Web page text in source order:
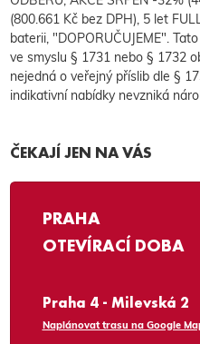
(800.661 Kč bez DPH), 5 let
baterii, "DOPORUČUJEME".
ve smyslu § 1731 nebo § 1732
nejedná o veřejný příslib dle §
indikativní nabídky nevzniká
ČEKAJÍ JEN NA VÁS
PRAHA
OTEVÍRACÍ DOBA
Praha 4 - Milevská 2
Naplánovat trasu na Google